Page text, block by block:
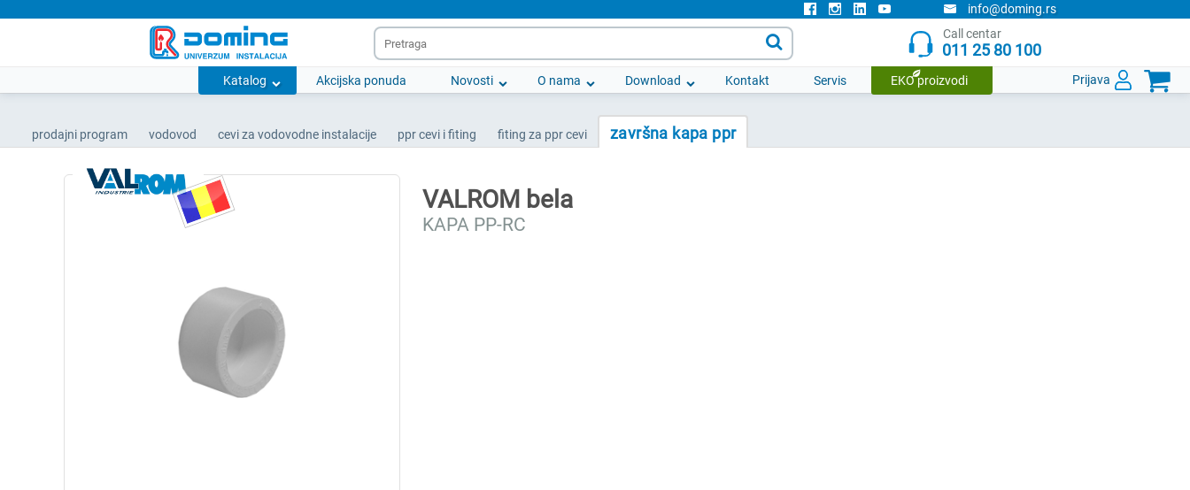
info@doming.rs
Call centar
011 25 80 100
Katalog Akcijska ponuda Novosti O nama Download Kontakt Servis EKO proizvodi Prijava 

prodajni program vodovod cevi za vodovodne instalacije ppr cevi i fiting fiting za ppr cevi završna kapa ppr
VALROM bela
KAPA PP-RC